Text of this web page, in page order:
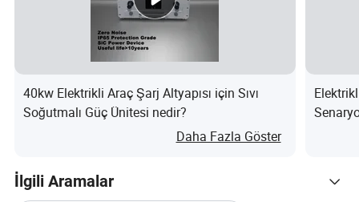
40kw Elektrikli Araç Şarj Altyapısı için Sıvı
Soğutmalı Güç Ünitesi nedir?
Daha Fazla Göster
İlgili Aramalar